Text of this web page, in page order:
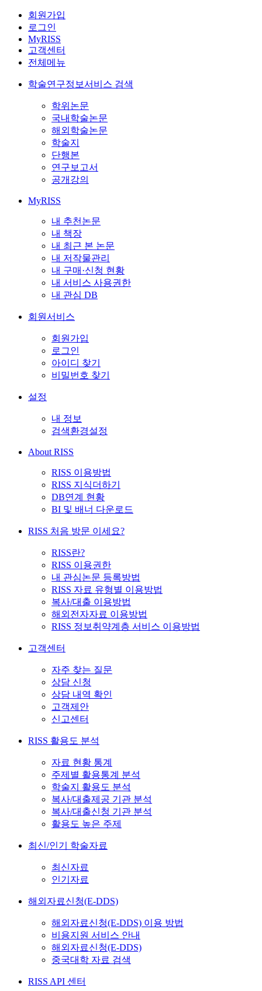
회원가입
로그인
MyRISS
고객센터
전체메뉴
학술연구정보서비스 검색
학위논문
국내학술논문
해외학술논문
학술지
단행본
연구보고서
공개강의
MyRISS
내 추천논문
내 책장
내 최근 본 논문
내 저작물관리
내 구매·신청 현황
내 서비스 사용권한
내 관심 DB
회원서비스
회원가입
로그인
아이디 찾기
비밀번호 찾기
설정
내 정보
검색환경설정
About RISS
RISS 이용방법
RISS 지식더하기
DB연계 현황
BI 및 배너 다운로드
RISS 처음 방문 이세요?
RISS란?
RISS 이용권한
내 관심논문 등록방법
RISS 자료 유형별 이용방법
복사/대출 이용방법
해외전자자료 이용방법
RISS 정보취약계층 서비스 이용방법
고객센터
자주 찾는 질문
상담 신청
상담 내역 확인
고객제안
신고센터
RISS 활용도 분석
자료 현황 통계
주제별 활용통계 분석
학술지 활용도 분석
복사/대출제공 기관 분석
복사/대출신청 기관 분석
활용도 높은 주제
최신/인기 학술자료
최신자료
인기자료
해외자료신청(E-DDS)
해외자료신청(E-DDS) 이용 방법
비용지원 서비스 안내
해외자료신청(E-DDS)
중국대학 자료 검색
RISS API 센터